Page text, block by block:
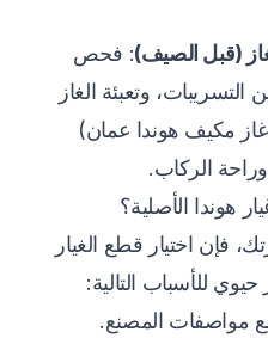
(قبل الصيف): فحص
وتعبئة الغاز
غاز مكيف هوندا عمان)
الركاب.
فإن اختيار قطع الغيار
مواصفات المصنع.